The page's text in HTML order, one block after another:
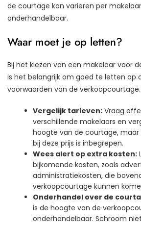
de courtage kan variëren per
onderhandelbaar.
Waar moet je op letten?
Bij het kiezen van een makelaar voor
is het belangrijk om goed te letten op
voorwaarden van de verkoopcourtage.
Vergelijk tarieven: Vraag
verschillende makelaars en
hoogte van de courtage, maar
bij deze prijs is inbegrepen.
Wees alert op extra kosten:
bijkomende kosten, zoals
administratiekosten, die
verkoopcourtage kunnen
Onderhandel over de
is de hoogte van de
onderhandelbaar. Schroom